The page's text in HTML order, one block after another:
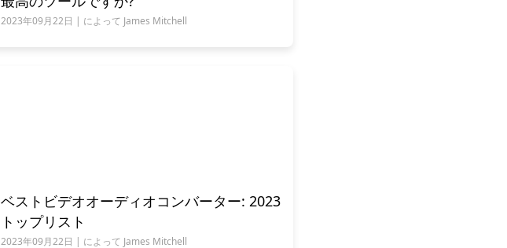
2023年09月22日 | によって James Mitchell
ベストビデオオーディオコンバーター: 2023
トップリスト
2023年09月22日 | によって James Mitchell